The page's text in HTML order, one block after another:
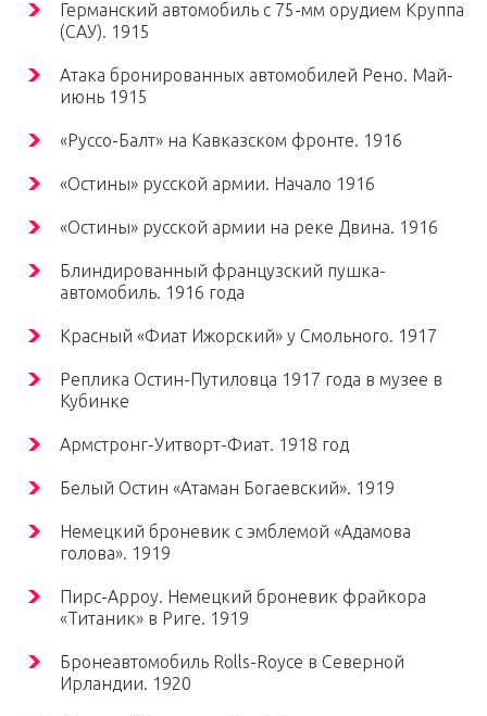
Германский автомобиль с 75-мм орудием Круппа
(САУ). 1915
Атака бронированных автомобилей Рено. Май-
июнь 1915
«Руссо-Балт» на Кавказском фронте. 1916
«Остины» русской армии. Начало 1916
«Остины» русской армии на реке Двина. 1916
Блиндированный французский пушка-
автомобиль. 1916 года
Красный «Фиат Ижорский» у Смольного. 1917
Реплика Остин-Путиловца 1917 года в музее в
Кубинке
Армстронг-Уитворт-Фиат. 1918 год
Белый Остин «Атаман Богаевский». 1919
Немецкий броневик с эмблемой «Адамова
голова». 1919
Пирс-Арроу. Немецкий броневик фрайкора
«Титаник» в Риге. 1919
Бронеавтомобиль Rolls-Royce в Северной
Ирландии. 1920